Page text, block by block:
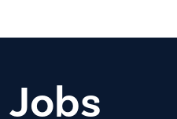
Jobs